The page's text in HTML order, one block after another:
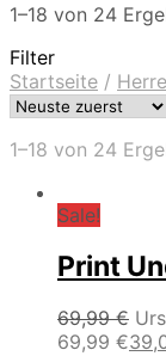
1–18 von 24
Filter
Startseite /
1–18 von 24
Sale!
Print
69,99€
69,99 €